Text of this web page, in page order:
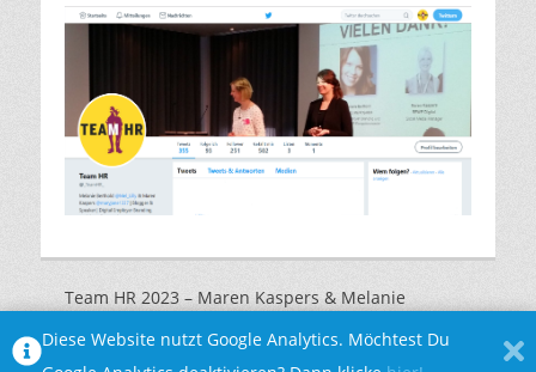
Team HR 2023 – Maren Kaspers & Melanie
Diese Website nutzt Google Analytics. Möchtest Du